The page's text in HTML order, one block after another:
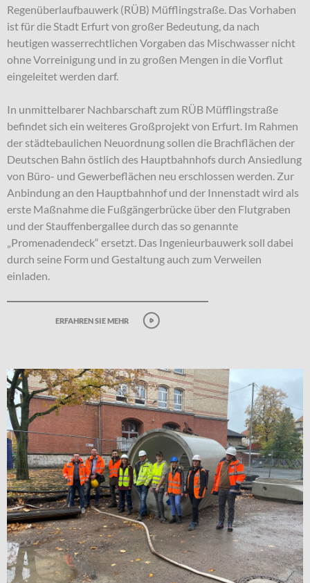
Regenüberlaufbauwerk (RÜB) Müfflingstraße. Das Vorhaben
ist für die Stadt Erfurt von großer Bedeutung, da nach
heutigen wasserrechtlichen Vorgaben das Mischwasser nicht
ohne Vorreinigung und in zu großen Mengen in die Vorflut
eingeleitet werden darf.
In unmittelbarer Nachbarschaft zum RÜB Müfflingstraße
befindet sich ein weiteres Großprojekt von Erfurt. Im Rahmen
der städtebaulichen Neuordnung sollen die Brachflächen der
Deutschen Bahn östlich des Hauptbahnhofs durch Ansiedlung
von Büro- und Gewerbeflächen neu erschlossen werden. Zur
Anbindung an den Hauptbahnhof und der Innenstadt wird als
erste Maßnahme die Fußgängerbrücke über den Flutgraben
und der Stauffenbergallee durch das so genannte
„Promenadendeck“ ersetzt. Das Ingenieurbauwerk soll dabei
durch seine Form und Gestaltung auch zum Verweilen
einladen.
erfahren sie mehr